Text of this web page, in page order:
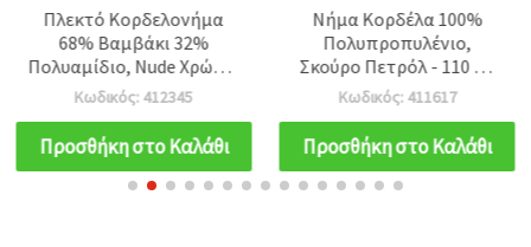
Πλεκτό Κορδελονήμα
68% Βαμβάκι 32%
Πολυαμίδιο, Nude Χρώμα,
50g – Για Πλέξιμο,
Βελονάκι & Χειροτεχνίες
(DIY)
Κωδικός: 412345
Προσθήκη στο Καλάθι
Νήμα Κορδέλα 100%
Πολυπροπυλένιο,
Σκούρο Πετρόλ - 110 μ /
250 γρ
Κωδικός: 411617
Προσθήκη στο Καλάθι